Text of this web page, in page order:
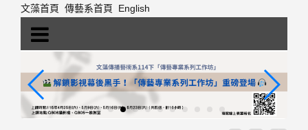
文藻首頁 傳藝系首頁 English